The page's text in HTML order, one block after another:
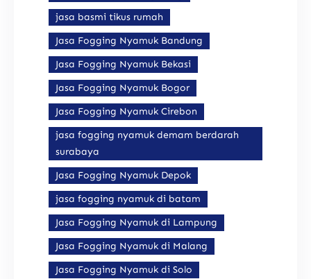
jasa basmi tikus rumah
Jasa Fogging Nyamuk Bandung
Jasa Fogging Nyamuk Bekasi
Jasa Fogging Nyamuk Bogor
Jasa Fogging Nyamuk Cirebon
jasa fogging nyamuk demam berdarah
surabaya
Jasa Fogging Nyamuk Depok
jasa fogging nyamuk di batam
Jasa Fogging Nyamuk di Lampung
Jasa Fogging Nyamuk di Malang
Jasa Fogging Nyamuk di Solo